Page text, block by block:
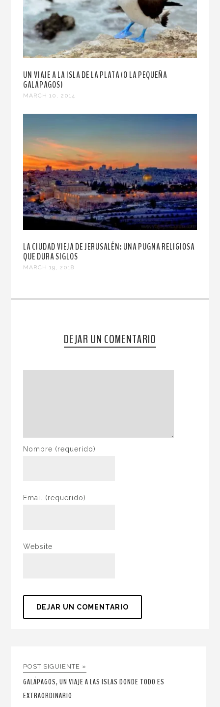
UN VIAJE A LA ISLA DE LA PLATA (O LA PEQUEÑA
GALÁPAGOS)
MARCH 10, 2014
LA CIUDAD VIEJA DE JERUSALÉN: UNA PUGNA RELIGIOSA
QUE DURA SIGLOS
MARCH 19, 2018
DEJAR UN COMENTARIO
Nombre (requerido)
Email (requerido)
Website
POST SIGUIENTE »
GALÁPAGOS, UN VIAJE A LAS ISLAS DONDE TODO ES
EXTRAORDINARIO